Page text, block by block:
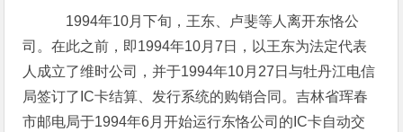
1994年10月下旬，王东、卢斐等人离开东恪公
司。在此之前，即1994年10月7日，以王东为法定代表
人成立了维时公司，并于1994年10月27日与牡丹江电信
局签订了IC卡结算、发行系统的购销合同。吉林省珲春
市邮电局于1994年6月开始运行东恪公司的IC卡自动交